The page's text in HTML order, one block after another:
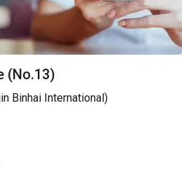
(No.13)
Binhai International)